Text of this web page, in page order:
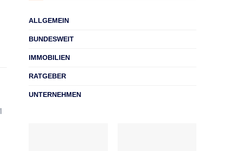
ALLGEMEIN
BUNDESWEIT
IMMOBILIEN
RATGEBER
UNTERNEHMEN